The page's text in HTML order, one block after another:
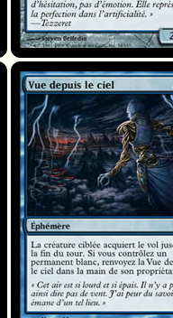
Vue depuis le ciel